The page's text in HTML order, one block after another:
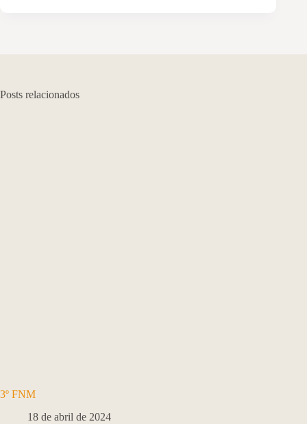
Posts relacionados
3º FNM
18 de abril de 2024